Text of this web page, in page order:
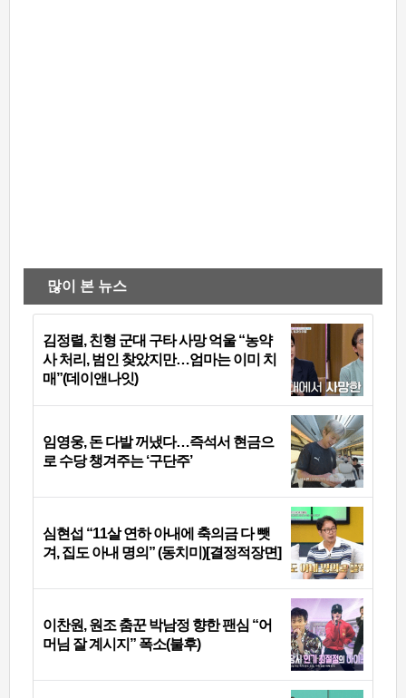
많이 본 뉴스
김정렬, 친형 군대 구타 사망 억울 “농약
사 처리, 범인 찾았지만…엄마는 이미 치
매”(데이앤나잇)
임영웅, 돈 다발 꺼냈다…즉석서 현금으
로 수당 챙겨주는 ‘구단주’
심현섭 “11살 연하 아내에 축의금 다 뺏
겨, 집도 아내 명의” (동치미)[결정적장면]
이찬원, 원조 춤꾼 박남정 향한 팬심 “어
머님 잘 계시지” 폭소(불후)